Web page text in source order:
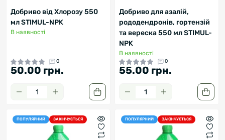
Добриво від Хлорозу 550
мл STIMUL-NPK
В наявності
0
50.00 грн.
Добриво для азалій,
рододендронів, гортензій
та вереска 550 мл STIMUL-
NPK
В наявності
0
55.00 грн.
ПОПУЛЯРНИЙ ЗАКІНЧУЄТЬСЯ ПОПУЛЯРНИЙ ЗАКІНЧУЄТЬСЯ